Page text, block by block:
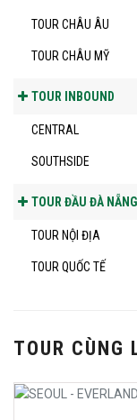
TOUR CHÂU ÂU
TOUR CHÂU MỸ
TOUR INBOUND
CENTRAL
SOUTHSIDE
TOUR ĐẦU ĐÀ NẴNG
TOUR NỘI ĐỊA
TOUR QUỐC TẾ
TOUR CÙNG